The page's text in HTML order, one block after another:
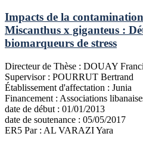
Impacts de la
Miscanthus x giganteus :
biomarqueurs de stress
Directeur de Thèse : DOUAY
Supervisor : POURRUT Bertrand
Établissement d'affectation : Junia
Financement : Associations
date de début : 01/01/2013
date de soutenance : 05/05/2017
ER5 Par : AL VARAZI Yara